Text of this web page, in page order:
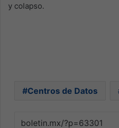
y colapso.
Centros de Datos